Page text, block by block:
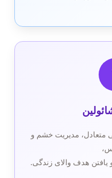
متعادل، مدیریت خشم و
هدف والای زندگی.